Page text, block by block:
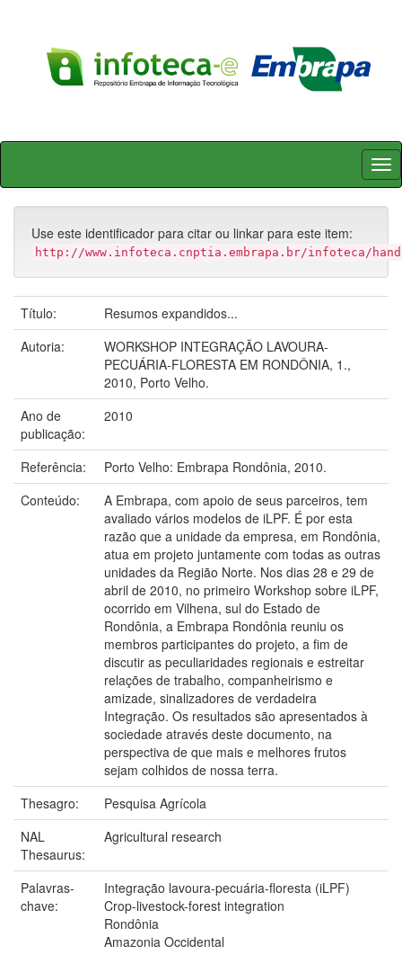
Skip
Use este identificador para citar ou linkar para este item:
http://www.infoteca.cnptia.embrapa.br/infoteca/
Título:
Resumos expandidos...
Autoria:
WORKSHOP INTEGRAÇÃO LAVOURA-
PECUÁRIA-FLORESTA EM RONDÔNIA, 1.,
2010, Porto Velho.
Ano de
publicação:
2010
Referência:
Porto Velho: Embrapa Rondônia, 2010.
Conteúdo:
A Embrapa, com apoio de seus parceiros, tem
avaliado vários modelos de iLPF. É por esta
razão que a unidade da empresa, em Rondônia,
atua em projeto juntamente com todas as outras
unidades da Região Norte. Nos dias 28 e 29 de
abril de 2010, no primeiro Workshop sobre iLPF,
ocorrido em Vilhena, sul do Estado de
Rondônia, a Embrapa Rondônia reuniu os
membros participantes do projeto, a fim de
discutir as peculiaridades regionais e estreitar
relações de trabalho, companheirismo e
amizade, sinalizadores de verdadeira
Integração. Os resultados são apresentados à
sociedade através deste documento, na
perspectiva de que mais e melhores frutos
sejam colhidos de nossa terra.
Thesagro:
Pesquisa Agrícola
NAL
Thesaurus:
Agricultural research
Palavras-
chave:
Integração lavoura-pecuária-floresta (iLPF)
Crop-livestock-forest integration
Rondônia
Amazonia Occidental